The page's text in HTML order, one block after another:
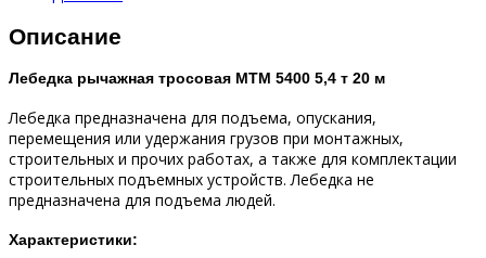
Описание
Лебедка рычажная тросовая МТМ 5400 5,4 т 20 м
Лебедка предназначена для подъема, опускания,
перемещения или удержания грузов при монтажных,
строительных и прочих работах, а также для комплектации
строительных подъемных устройств. Лебедка не
предназначена для подъема людей.
Характеристики: